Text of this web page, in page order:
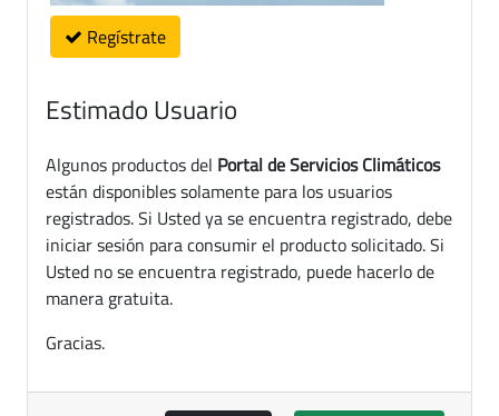
Regístrate
Estimado Usuario
Algunos productos del Portal de Servicios Climáticos
están disponibles solamente para los usuarios
registrados. Si Usted ya se encuentra registrado, debe
iniciar sesión para consumir el producto solicitado. Si
Usted no se encuentra registrado, puede hacerlo de
manera gratuita.
Gracias.